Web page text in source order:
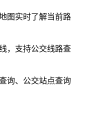
图实时了解当前路
，支持公交线路查
询、公交站点查询